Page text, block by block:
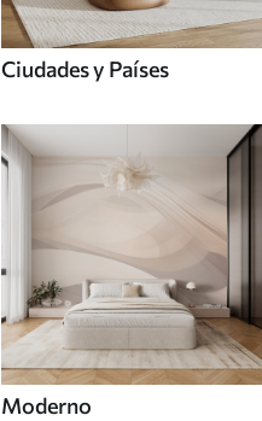
Ciudades y Países
Moderno